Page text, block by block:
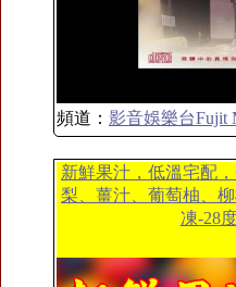
頻道： 影音娛樂台Fujit
新鮮果汁，低溫宅配
梨、薑汁、葡萄柚、
凍-28